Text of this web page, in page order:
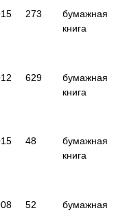
273
бумажная
книга
629
бумажная
книга
48
бумажная
книга
52
бумажная